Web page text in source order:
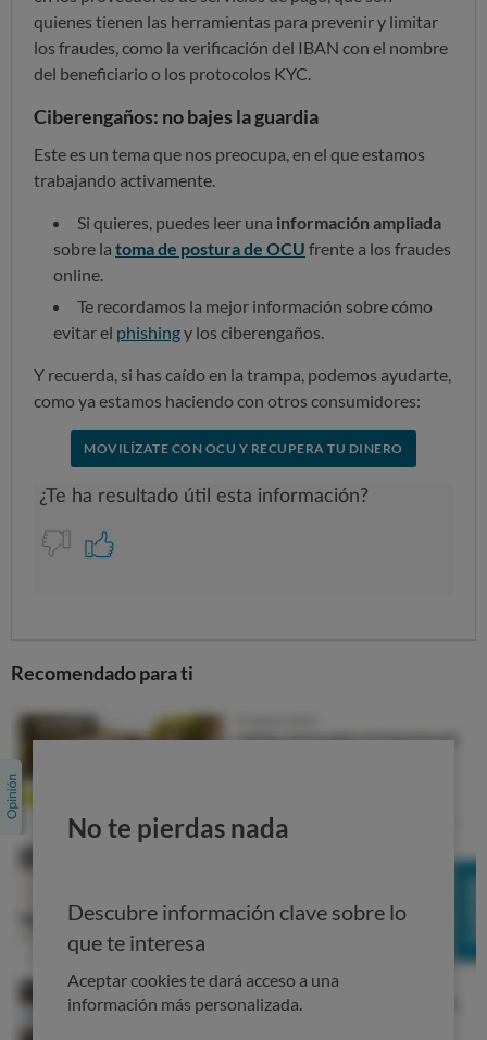
quienes tienen las herramientas para prevenir y limitar
los fraudes, como la verificación del IBAN con el nombre
del beneficiario o los protocolos KYC.
Ciberengaños: no bajes la guardia
Este es un tema que nos preocupa, en el que estamos
trabajando activamente.
Si quieres, puedes leer una información ampliada
sobre la toma de postura de OCU frente a los fraudes
online.
Te recordamos la mejor información sobre cómo
evitar el phishingy los ciberengaños.
Y recuerda, si has caído en la trampa, podemos ayudarte,
como ya estamos haciendo con otros consumidores:
MOVILÍZATE CON OCU Y RECUPERA TU DINERO
Recomendado para ti
No te pierdas nada
Descubre información clave sobre lo
que te interesa
Aceptar cookies te dará acceso a una
información más personalizada.